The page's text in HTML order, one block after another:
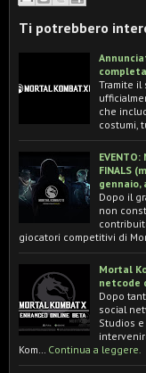
Ti potrebbero
completa
Tramite il
che
costumi,
FINALS
gennaio,
Dopo il
non
giocatori competitivi di
Mortal
netcode
Dopo
social
Studios
Kom…
Continua a leggere.